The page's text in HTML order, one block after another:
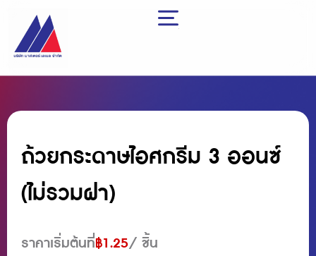
content
ถ้วยกระดาษไอศกรีม 3 ออนซ์
(ไม่รวมฝา)
ราคาเริ่มต้นที่฿1.25/ ชิ้น